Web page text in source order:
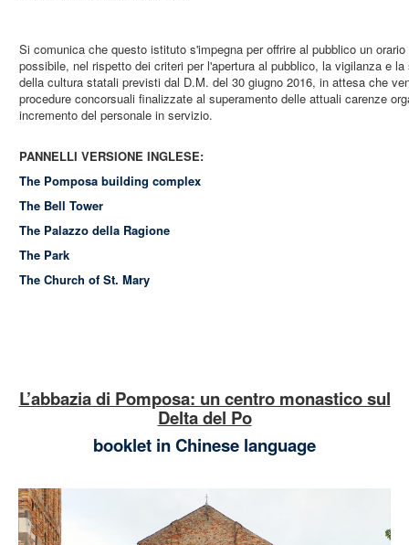
Si comunica che questo istituto s'impegna per offrire al pubblico un
possibile, nel rispetto dei criteri per l'apertura al pubblico, la vigilanza e
della cultura statali previsti dal D.M. del 30 giugno 2016, in attesa che
procedure concorsuali finalizzate al superamento delle attuali carenze
incremento del personale in servizio.
PANNELLI VERSIONE INGLESE:
The Pomposa building complex
The Bell Tower
The Palazzo della Ragione
The Park
The Church of St. Mary
L’abbazia di Pomposa: un centro monastico sul
Delta del Po
booklet in Chinese language